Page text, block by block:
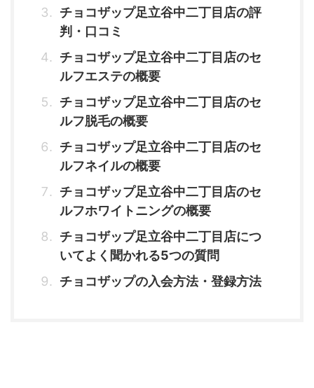
チョコザップ足立谷中二丁目店の評
判・口コミ
チョコザップ足立谷中二丁目店のセ
ルフエステの概要
チョコザップ足立谷中二丁目店のセ
ルフ脱毛の概要
チョコザップ足立谷中二丁目店のセ
ルフネイルの概要
チョコザップ足立谷中二丁目店のセ
ルフホワイトニングの概要
チョコザップ足立谷中二丁目店につ
いてよく聞かれる5つの質問
チョコザップの入会方法・登録方法